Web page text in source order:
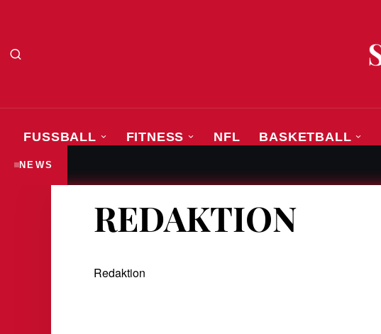
FUSSBALL FITNESS NFL BASKETBALL
NEWS
REDAKTION
Redaktion